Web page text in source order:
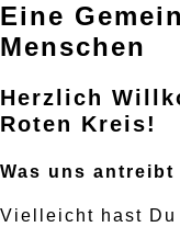
Eine
Menschen
Herzlich
Roten Kreis!
Was uns antreibt
Vielleicht hast